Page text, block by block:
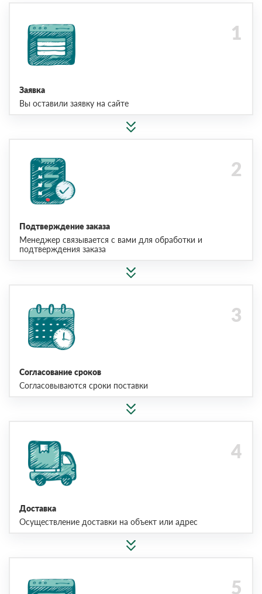
Заявка
Вы оставили заявку на сайте
Подтверждение заказа
Менеджер связывается с вами для обработки и
подтверждения заказа
Согласование сроков
Согласовываются сроки поставки
Доставка
Осуществление доставки на объект или адрес